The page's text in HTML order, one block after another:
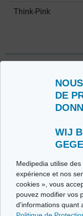
DE
WIJ
Medipedia utilise
expérience et nos
cookies », vous
pouvez modifier vos
d'informations quant
Think-Pink
Politique de Protection
Envoyez-nous vos
Ce site